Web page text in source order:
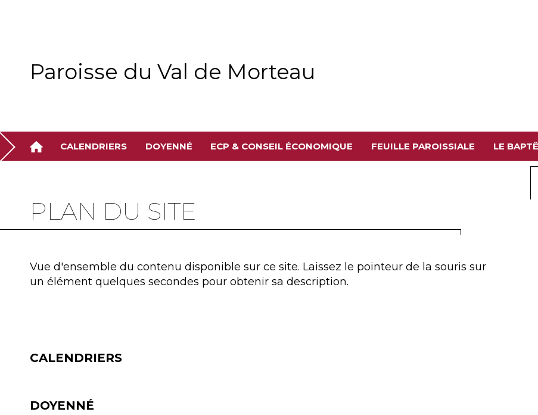
Paroisse du Val de Morteau
CALENDRIERS DOYENNÉ ECP & CONSEIL ÉCONOMIQUE FEUILLE PAROISSIALE LE
PLAN DU SITE
Vue d'ensemble du contenu disponible sur ce site. Laissez le pointeur de la souris sur
un élément quelques secondes pour obtenir sa description.
CALENDRIERS
DOYENNÉ